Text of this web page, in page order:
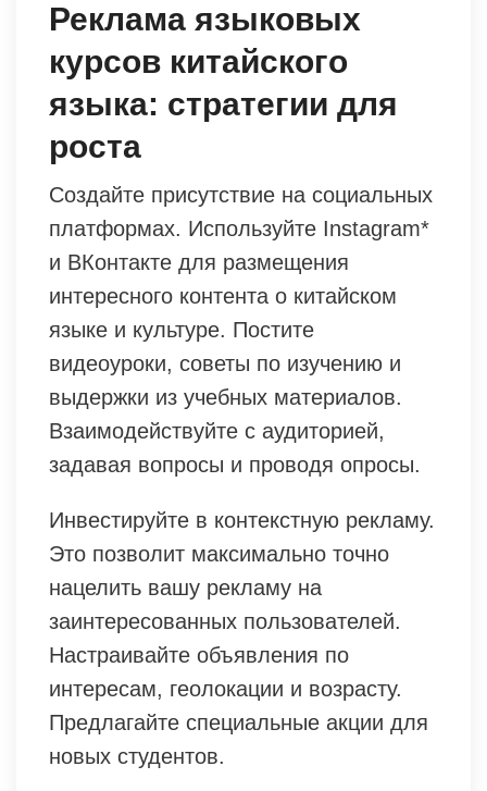
Реклама языковых
курсов китайского
языка: стратегии для
роста
Создайте присутствие на социальных
платформах. Используйте Instagram*
и ВКонтакте для размещения
интересного контента о китайском
языке и культуре. Постите
видеоуроки, советы по изучению и
выдержки из учебных материалов.
Взаимодействуйте с аудиторией,
задавая вопросы и проводя опросы.
Инвестируйте в контекстную рекламу.
Это позволит максимально точно
нацелить вашу рекламу на
заинтересованных пользователей.
Настраивайте объявления по
интересам, геолокации и возрасту.
Предлагайте специальные акции для
новых студентов.